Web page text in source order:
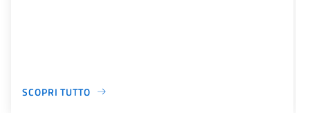
SCOPRI TUTTO